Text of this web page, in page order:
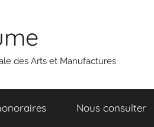
des Arts et Manufactures
Nous consulter